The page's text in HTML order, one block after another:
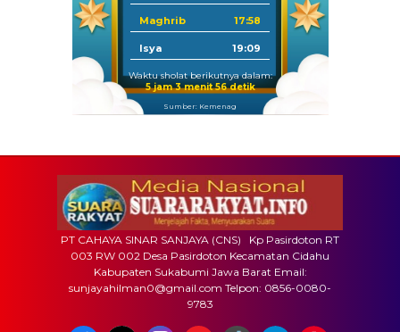
Maghrib 17:58
Isya 19:09
Waktu sholat berikutnya dalam:
5 jam 3 menit 55 detik
Sumber: Kemenag
PT CAHAYA SINAR SANJAYA (CNS) Kp Pasirdoton RT
003 RW 002 Desa Pasirdoton Kecamatan Cidahu
Kabupaten Sukabumi Jawa Barat Email:
sunjayahilman0@gmail.com Telpon: 0856-0080-
9783